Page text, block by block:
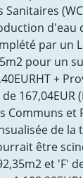
Sanitaires
d'eau
par un
pour un
+
167,04EUR
Communs et
de la
être
et 'F'